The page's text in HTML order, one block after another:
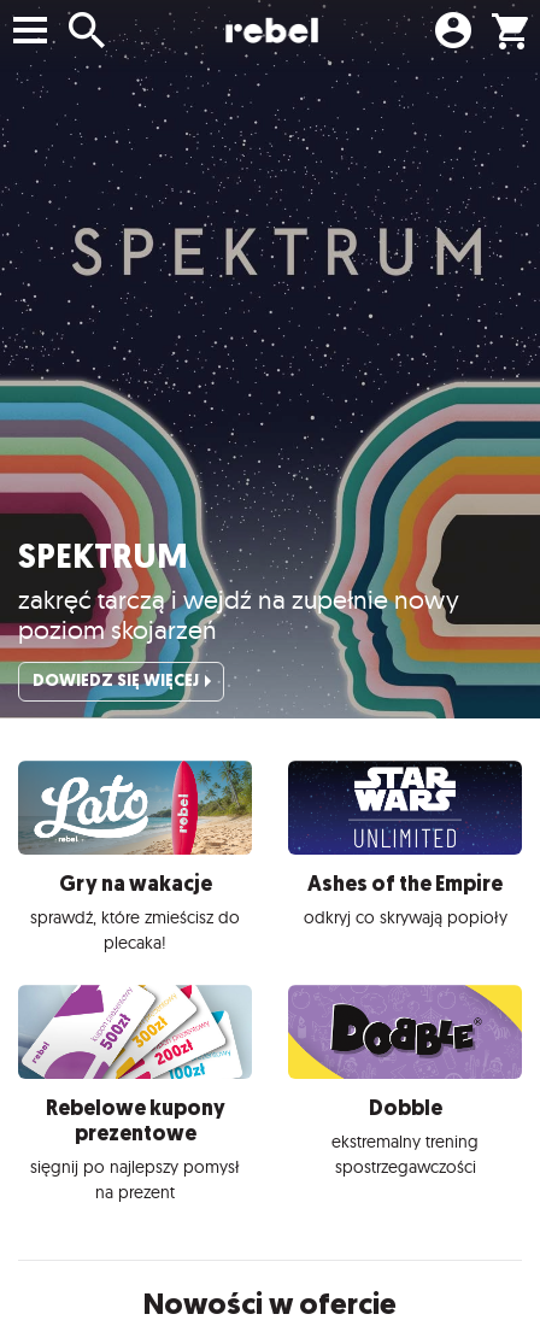
SPEKTRUM
zakręć tarczą i wejdź na zupełnie nowy
poziom skojarzeń
DOWIEDZ SIĘ WIĘCEJ
Gry na wakacje
sprawdź, które zmieścisz do
plecaka!
Ashes of the Empire
odkryj co skrywają popioły
Rebelowe kupony
prezentowe
sięgnij po najlepszy pomysł
na prezent
Dobble
ekstremalny trening
spostrzegawczości
Nowości w ofercie